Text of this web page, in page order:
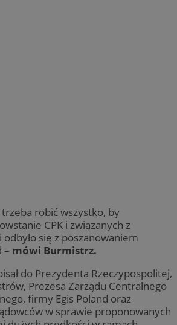
robić wszystko, by
CPK i związanych z
się z poszanowaniem
– mówi Burmistrz.
do Prezydenta Rzeczypospolitej,
Prezesa Zarządu Centralnego
firmy Egis Poland oraz
w sprawie proponowanych